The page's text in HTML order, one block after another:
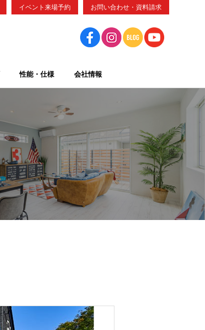
性能・仕様 会社情報
イベント来場予約 お問い合わせ・資料請求